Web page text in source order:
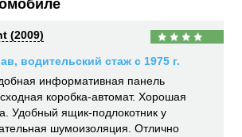
(2009)
водительский стаж с 1975 г.
информативная панель
коробка-автомат. Хорошая
Удобный ящик-подлокотник у
шумоизоляция. Отлично